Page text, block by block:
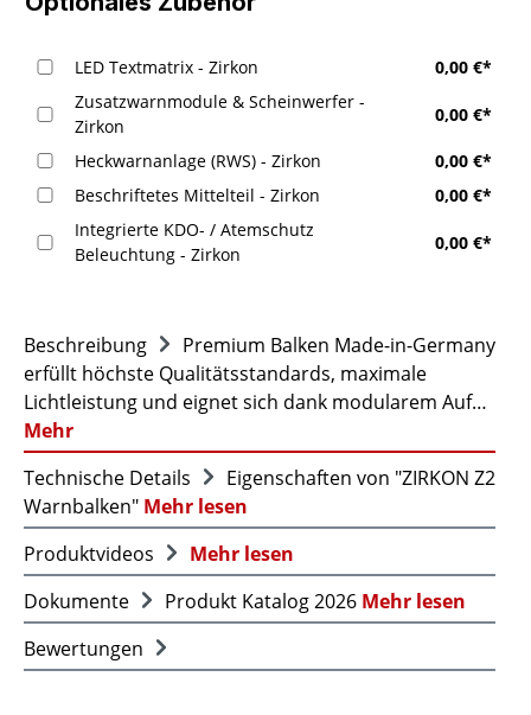
LED Textmatrix - Zirkon
0,00 €*
Zusatzwarnmodule & Scheinwerfer -
Zirkon
0,00 €*
Heckwarnanlage (RWS) - Zirkon
0,00 €*
Beschriftetes Mittelteil - Zirkon
0,00 €*
Integrierte KDO- / Atemschutz
Beleuchtung - Zirkon
0,00 €*
Beschreibung
Premium Balken Made-in-Germany
erfüllt höchste Qualitätsstandards, maximale
Lichtleistung und eignet sich dank modularem Auf…
Mehr
Technische Details
Eigenschaften von "ZIRKON Z2
Warnbalken" Mehr lesen
Produktvideos
Mehr lesen
Dokumente
Produkt Katalog 2026 Mehr lesen
Bewertungen